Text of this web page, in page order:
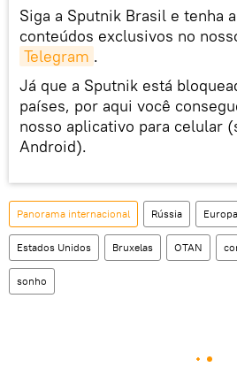
Siga a Sputnik Brasil e tenha
conteúdos exclusivos no
Telegram .
Já que a Sputnik está
países, por aqui você
nosso aplicativo para celular
Android).
Panorama internacional Rússia Europa
Estados Unidos Bruxelas OTAN
sonho